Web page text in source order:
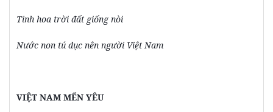
Tinh hoa trời đất giống nòi
Nước non tú dục nên người Việt Nam
VIỆT NAM MẾN YÊU